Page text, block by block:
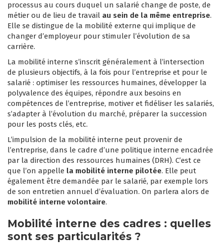
processus au cours duquel un salarié change de poste, de
métier ou de lieu de travail au sein de la même entreprise.
Elle se distingue de la mobilité externe qui implique de
changer d’employeur pour stimuler l’évolution de sa
carrière.
La mobilité interne s’inscrit généralement à l’intersection
de plusieurs objectifs, à la fois pour l’entreprise et pour le
salarié : optimiser les ressources humaines, développer la
polyvalence des équipes, répondre aux besoins en
compétences de l’entreprise, motiver et fidéliser les salariés,
s’adapter à l’évolution du marché, préparer la succession
pour les posts clés, etc.
L’impulsion de la mobilité interne peut provenir de
l’entreprise, dans le cadre d’une politique interne encadrée
par la direction des ressources humaines (DRH). C’est ce
que l’on appelle la mobilité interne pilotée. Elle peut
également être demandée par le salarié, par exemple lors
de son entretien annuel d’évaluation. On parlera alors de
mobilité interne volontaire.
Mobilité interne des cadres : quelles
sont ses particularités ?